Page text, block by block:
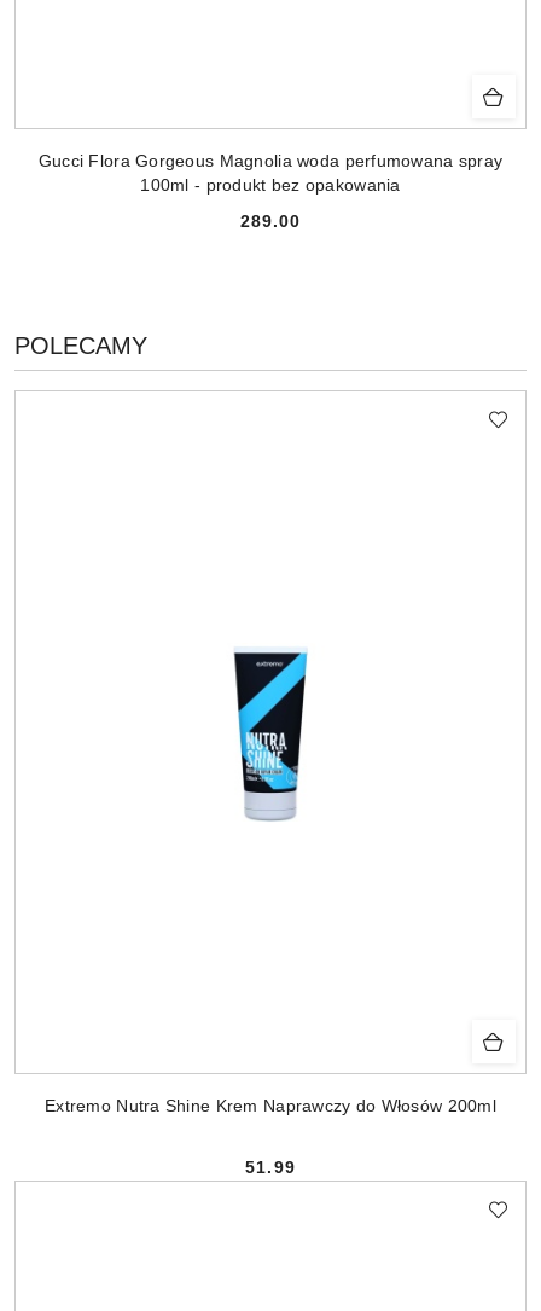
Gucci Flora Gorgeous Magnolia woda perfumowana spray
100ml - produkt bez opakowania
Cena:
289.00
Pomiń karuzelę produktów
PRODUKTY
O
POLECAMY
Extremo Nutra Shine Krem Naprawczy do Włosów 200ml
Cena:
51.99